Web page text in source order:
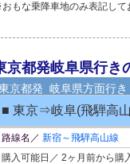
もな乗降車地のみ表記して
京都発岐阜県行き
京都発 岐阜県方面行き
■ 東京⇒岐阜(飛騨高
路線名／ 新宿～飛騨高山線
購入可能日／ 2ヶ月前から購